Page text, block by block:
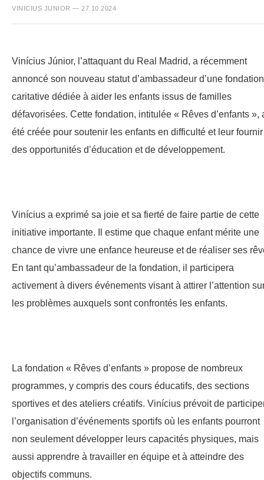
VINICIUS JUNIOR — 27.10.2024
Vinícius Júnior, l’attaquant du Real Madrid, a récemment
annoncé son nouveau statut d’ambassadeur d’une fondation
caritative dédiée à aider les enfants issus de familles
défavorisées. Cette fondation, intitulée « Rêves d’enfants »,
été créée pour soutenir les enfants en difficulté et leur fournir
des opportunités d’éducation et de développement.
Vinícius a exprimé sa joie et sa fierté de faire partie de cette
initiative importante. Il estime que chaque enfant mérite une
chance de vivre une enfance heureuse et de réaliser ses
En tant qu’ambassadeur de la fondation, il participera
activement à divers événements visant à attirer l’attention
les problèmes auxquels sont confrontés les enfants.
La fondation « Rêves d’enfants » propose de nombreux
programmes, y compris des cours éducatifs, des sections
sportives et des ateliers créatifs. Vinícius prévoit de
l’organisation d’événements sportifs où les enfants pourront
non seulement développer leurs capacités physiques, mais
aussi apprendre à travailler en équipe et à atteindre des
objectifs communs.